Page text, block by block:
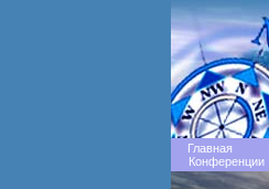
Главная
Конференции